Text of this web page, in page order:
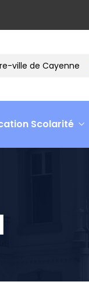
de Cayenne
Scolarité